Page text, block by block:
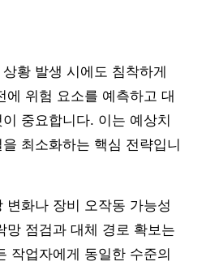
황 발생 시에도 침착하게
에 위험 요소를 예측하고 대
중요합니다. 이는 예상치
최소화하는 핵심 전략입니
변화나 장비 오작동 가능성
망 점검과 대체 경로 확보는
작업자에게 동일한 수준의